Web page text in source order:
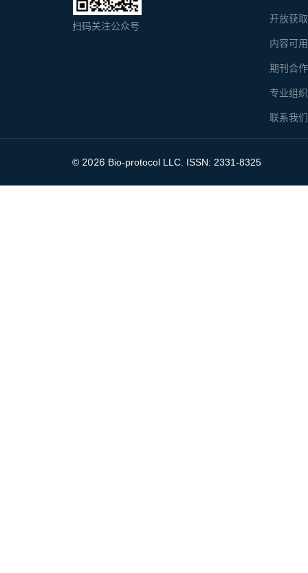
开放获
内容可
期刊合
专业组
联系我们
扫码关注公众号
© 2026 Bio-protocol LLC. ISSN: 2331-8325